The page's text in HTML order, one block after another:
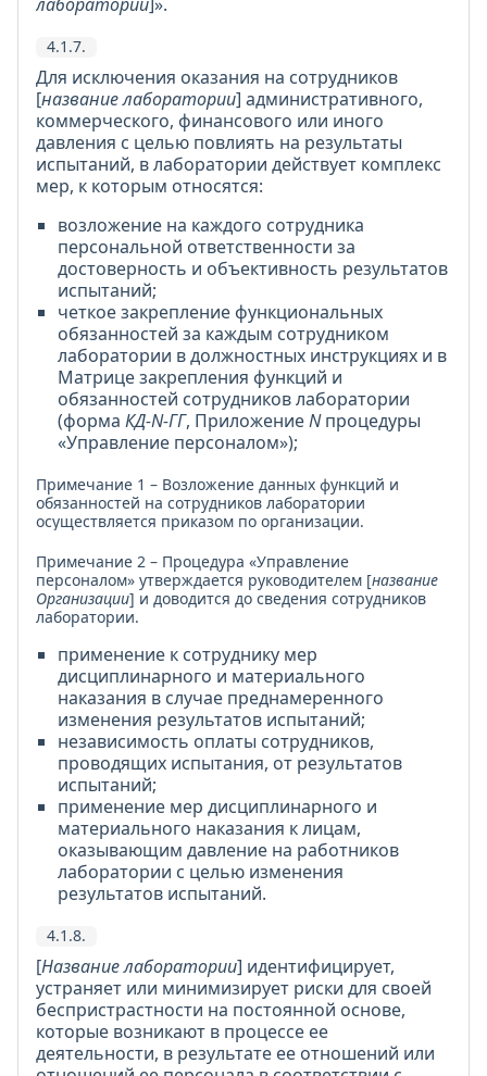
4.1.7.
Для исключения оказания на сотрудников
[название лаборатории] административного,
коммерческого, финансового или иного
давления с целью повлиять на результаты
испытаний, в лаборатории действует комплекс
мер, к которым относятся:
возложение на каждого сотрудника
персональной ответственности за
достоверность и объективность результатов
испытаний;
четкое закрепление функциональных
обязанностей за каждым сотрудником
лаборатории в должностных инструкциях и в
Матрице закрепления функций и
обязанностей сотрудников лаборатории
(форма КД-N-ГГ, ПриложениеNпроцедуры
«Управление персоналом»);
Примечание 1 – Возложение данных функций и
обязанностей на сотрудников лаборатории
осуществляется приказом по организации.
Примечание 2 – Процедура «Управление
персоналом» утверждается руководителем [название
Организации] и доводится до сведения сотрудников
лаборатории.
применение к сотруднику мер
дисциплинарного и материального
наказания в случае преднамеренного
изменения результатов испытаний;
независимость оплаты сотрудников,
проводящих испытания, от результатов
испытаний;
применение мер дисциплинарного и
материального наказания к лицам,
оказывающим давление на работников
лаборатории с целью изменения
результатов испытаний.
4.1.8.
[Название лаборатории] идентифицирует,
устраняет или минимизирует риски для своей
беспристрастности на постоянной основе,
которые возникают в процессе ее
деятельности, в результате ее отношений или